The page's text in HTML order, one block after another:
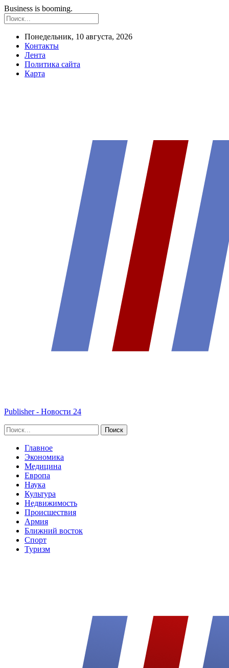
Business is booming.
Понедельник, 10 августа, 2026
Контакты
Лента
Политика сайта
Карта
Publisher - Новости 24
Главное
Экономика
Медицина
Европа
Наука
Культура
Недвижимость
Происшествия
Армия
Ближний восток
Спорт
Туризм